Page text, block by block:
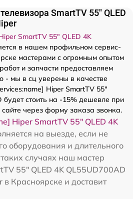
SmartTV 55" QLED
SmartTV 55" QLED 4K
в нашем профильном сервис-
мастерами с огромным опытом
и запчасти предоставляем
- мы в сц уверены в качестве
Hiper SmartTV 55"
будет стоить на -15% дешевле при
через форму заказа звонка.
Hiper SmartTV 55" QLED 4K
на выезде, если не
оборудования и длительного
случаях наш мастер
55" QLED 4K QL55UD700AD
в Красноярске и доставит